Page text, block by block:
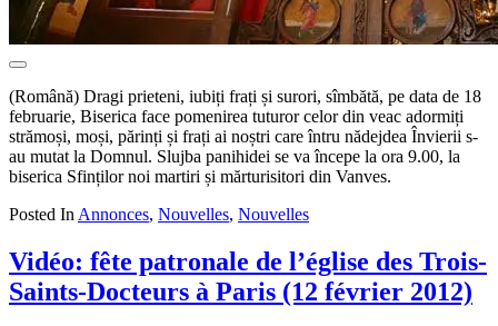
(Română) Dragi prieteni, iubiți frați și surori, sîmbătă, pe data de 18
februarie, Biserica face pomenirea tuturor celor din veac adormiți
strămoși, moși, părinți și frați ai noștri care întru nădejdea Învierii s-
au mutat la Domnul. Slujba panihidei se va începe la ora 9.00, la
biserica Sfinților noi martiri și mărturisitori din Vanves.
Posted InAnnonces, Nouvelles, Nouvelles
Vidéo: fête patronale de l’église des Trois-
Saints-Docteurs à Paris (12 février 2012)